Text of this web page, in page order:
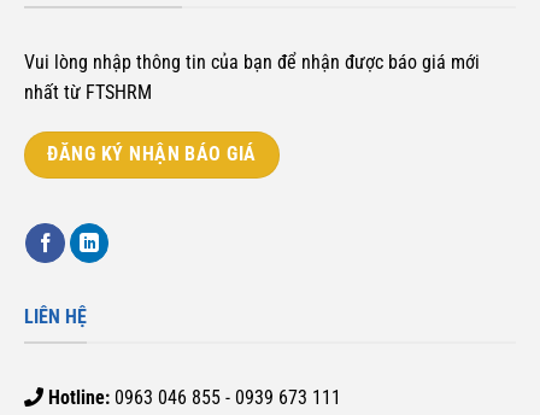
Vui lòng nhập thông tin của bạn để nhận được báo giá mới
nhất từ FTSHRM
ĐĂNG KÝ NHẬN BÁO GIÁ
LIÊN HỆ
Hotline:0963 046 855 - 0939 673 111